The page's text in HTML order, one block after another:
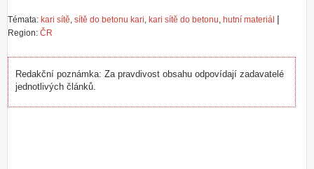
Témata: kari sítě, sítě do betonu kari, kari sítě do betonu, hutní materiál |
Region: ČR
Redakční poznámka: Za pravdivost obsahu odpovídají zadavatelé
jednotlivých článků.